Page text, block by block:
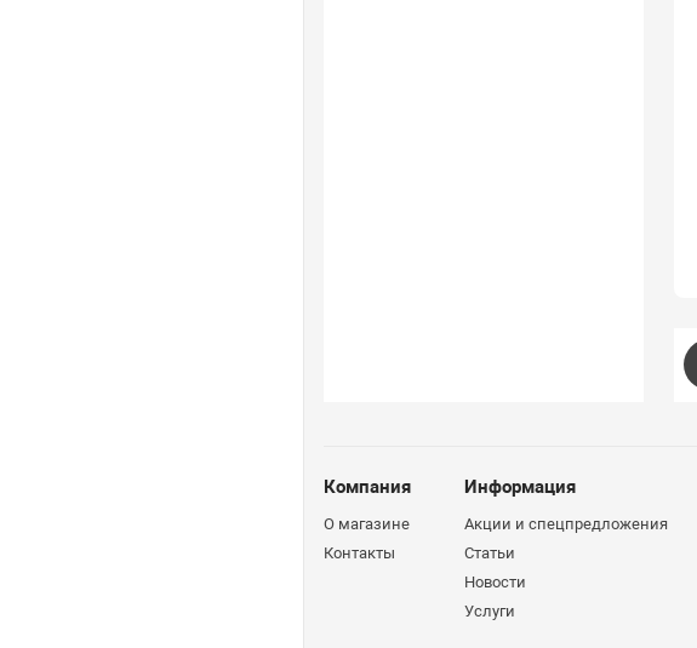
Компания
О магазине
Контакты
Информация
Акции и спецпредложения
Статьи
Новости
Услуги